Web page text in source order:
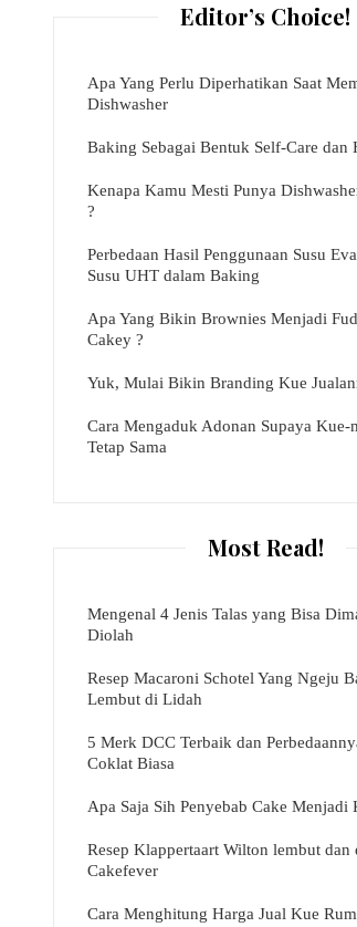
Editor’s Choice!
Apa Yang Perlu Diperhatikan Saat
Dishwasher
Baking Sebagai Bentuk Self-Care dan
Kenapa Kamu Mesti Punya
?
Perbedaan Hasil Penggunaan Susu
Susu UHT dalam Baking
Apa Yang Bikin Brownies Menjadi
Cakey ?
Yuk, Mulai Bikin Branding Kue
Cara Mengaduk Adonan Supaya Kue-
Tetap Sama
Most Read!
Mengenal 4 Jenis Talas yang Bisa
Diolah
Resep Macaroni Schotel Yang Ngeju
Lembut di Lidah
5 Merk DCC Terbaik dan
Coklat Biasa
Apa Saja Sih Penyebab Cake Menjadi
Resep Klappertaart Wilton lembut dan
Cakefever
Cara Menghitung Harga Jual Kue